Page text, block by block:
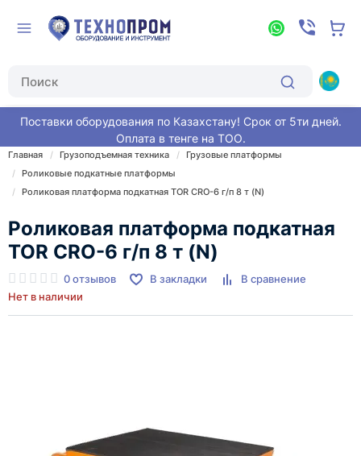
Поставки оборудования по Казахстану! Срок от 5ти дней.
Оплата в тенге на ТОО.
Главная Грузоподъемная техника
Грузовые платформы
Роликовые подкатные платформы
Роликовая платформа подкатная TOR CRO-6 г/п 8 т (N)
Роликовая платформа подкатная
TOR CRO-6 г/п 8 т (N)
0 отзывов В закладки
В сравнение
Нет в наличии